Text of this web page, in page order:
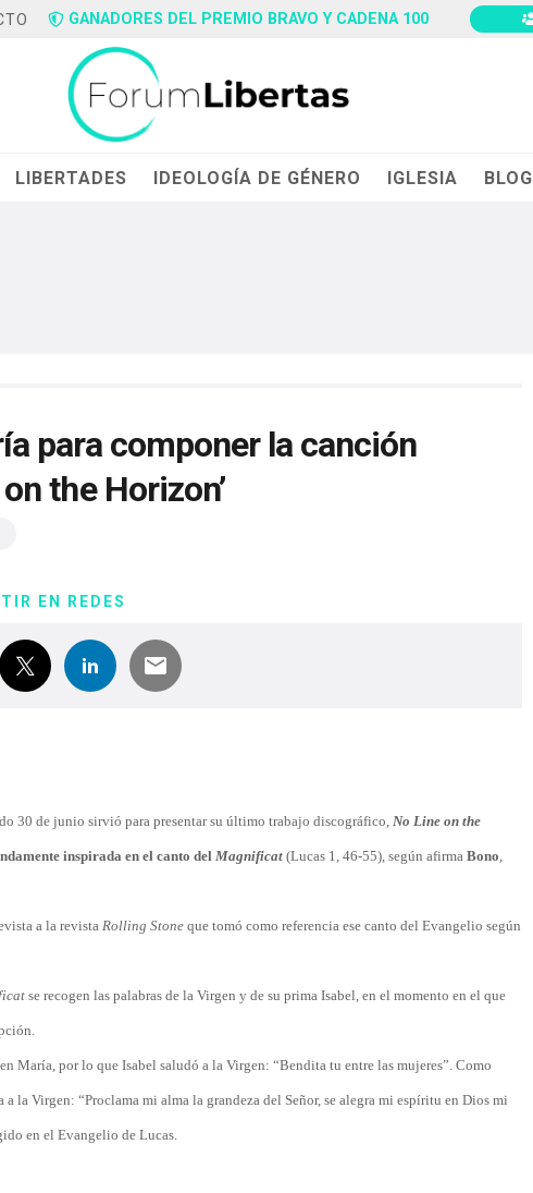
GANADORES DEL PREMIO BRAVO Y CADENA 100
LIBERTADES IDEOLOGÍA DE GÉNERO IGLESIA BLOG
para componer la canción
the Horizon’
EN REDES
30 de junio sirvió para presentar su último trabajo discográfico, No Line on the
inspirada en el canto del Magnificat (Lucas 1, 46-55), según afirma Bono,
a la revista Rolling Stone que tomó como referencia ese canto del Evangelio según
se recogen las palabras de la Virgen y de su prima Isabel, en el momento en el que
María, por lo que Isabel saludó a la Virgen: “Bendita tu entre las mujeres”. Como
a la Virgen: “Proclama mi alma la grandeza del Señor, se alegra mi espíritu en Dios mi
en el Evangelio de Lucas.